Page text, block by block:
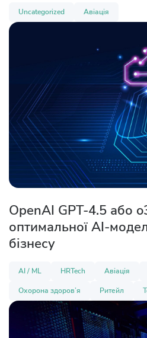
Uncategorized Авіація
OpenAI GPT-4.5 або
оптимальної AI-
бізнесу
AI / ML HRTech Авіація
Охорона здоров’я Ритейл